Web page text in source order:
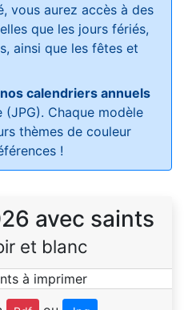
vous aurez accès à des
que les jours fériés,
ainsi que les fêtes et
calendriers annuels
Chaque modèle
thèmes de couleur
!
avec saints
et blanc